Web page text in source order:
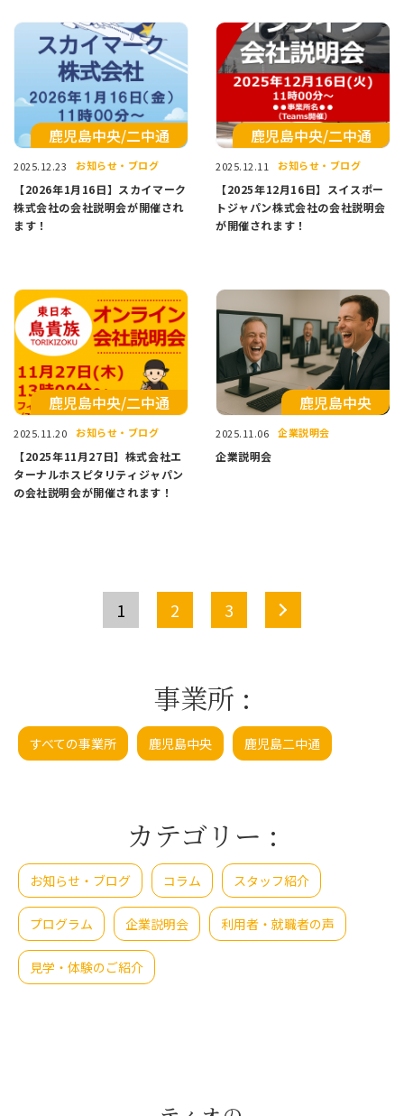
環境です。
鹿児島中央/二中通
2025.12.23 お知らせ・ブログ
【2026年1月16日】スカイマーク
株式会社の会社説明会が開催され
ます！
鹿児島中央/二中通
2025.12.11 お知らせ・ブログ
【2025年12月16日】スイスポー
トジャパン株式会社の会社説明会
が開催されます！
鹿児島中央/二中通
2025.11.20 お知らせ・ブログ
【2025年11月27日】株式会社エ
ターナルホスピタリティジャパン
の会社説明会が開催されます！
⿅児島中央
2025.11.06 企業説明会
企業説明会
1 2 3 >
事業所 :
すべての事業所 ⿅児島中央 鹿児島二中通
カテゴリー :
お知らせ・ブログ コラム スタッフ紹介
プログラム 企業説明会 利用者・就職者の声
見学・体験のご紹介